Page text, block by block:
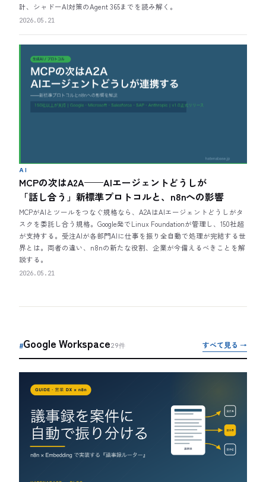
計、シャドーAI対策のAgent 365までを読み解く。
2026.05.21
AI
MCPの次はA2A——AIエージェントどうしが
「話し合う」新標準プロトコルと、n8nへの影響
MCPがAIとツールをつなぐ規格なら、A2AはAIエージェントどうしがタ
スクを委託し合う規格。Google発でLinux Foundationが管理し、150社超
が支持する。受注AIが各部門AIに仕事を振り全自動で処理が完結する世
界とは。両者の違い、n8nの新たな役割、企業が今備えるべきことを解
説する。
2026.05.21
#Google Workspace29件 すべて見る →